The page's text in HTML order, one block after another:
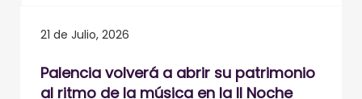
21 de Julio, 2026
Palencia volverá a abrir su patrimonio
al ritmo de la música en la II Noche